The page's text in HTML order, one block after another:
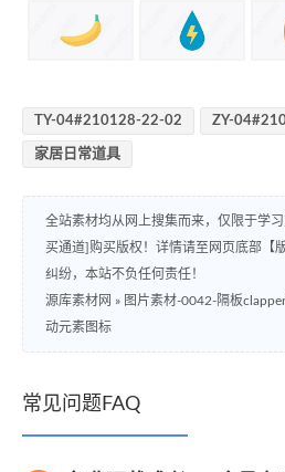
TY-04#210128-22-02 ZY-
家居日常道具
全站素材均从网上搜集而来，仅限于学
买通道]购买版权！详情请至网页底部【
纠纷，本站不负任何责任！
源库素材网 » 图片素材-0042-隔板
动元素图标
常见问题FAQ